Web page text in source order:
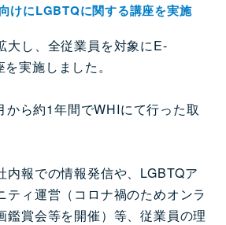
けにLGBTQに関する講座を実施
大し、全従業員を対象にE-
実施しました。
から約1年間でWHIにて行った取
内報での情報発信や、LGBTQア
ティ運営（コロナ禍のためオンラ
鑑賞会等を開催）等、従業員の理